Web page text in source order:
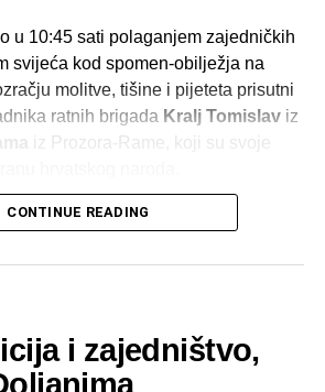
u 10:45 sati polaganjem zajedničkih
svijeća kod spomen-obilježja na
molitve, tišine i pijeteta prisutni
ratnih brigada Kralj Tomislaviz
iz Prozora-Rame, koji su svoje
u 11:00 sati služena je sveta
Madžar, koji je u svojoj
važnost očuvanja uspomene na žrtvu
pozvao okupljene na zajedništvo,
istine o Domovinskom ratu.
CONTINUE READING
i zajedništvo,